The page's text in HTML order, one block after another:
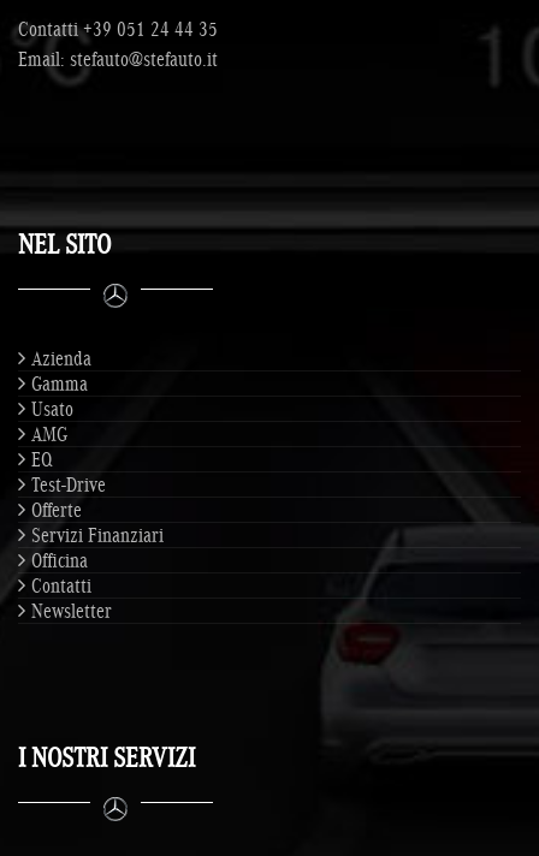
Contatti+39 051 24 44 35
Email: stefauto@stefauto.it
NEL SITO
Azienda
Gamma
Usato
AMG
EQ
Test-Drive
Offerte
Servizi Finanziari
Officina
Contatti
Newsletter
I NOSTRI SERVIZI